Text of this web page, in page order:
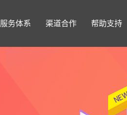
服务体系 渠道合作 帮助支持